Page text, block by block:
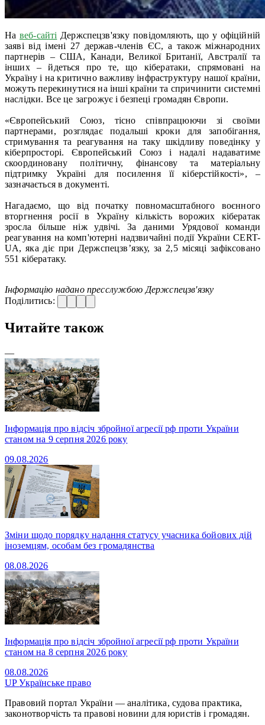
На веб-сайті Держспецзв'язку повідомляють, що у офіційній
заяві від імені 27 держав-членів ЄС, а також міжнародних
партнерів – США, Канади, Великої Британії, Австралії та
інших – йдеться про те, що кібератаки, спрямовані на
Україну і на критично важливу інфраструктуру нашої країни,
можуть перекинутися на інші країни та спричинити системні
наслідки. Все це загрожує і безпеці громадян Європи.
«Європейський Союз, тісно співпрацюючи зі своїми
партнерами, розглядає подальші кроки для запобігання,
стримування та реагування на таку шкідливу поведінку у
кіберпросторі. Європейський Союз і надалі надаватиме
скоординовану політичну, фінансову та матеріальну
підтримку Україні для посилення її кіберстійкості», –
зазначається в документі.
Нагадаємо, що від початку повномасштабного воєнного
вторгнення росії в Україну кількість ворожих кібератак
зросла більше ніж удвічі. За даними Урядової команди
реагування на комп'ютерні надзвичайні події України CERT-
UA, яка діє при Держспецзв’язку, за 2,5 місяці зафіксовано
551 кібератаку.
Інформацію надано пресслужбою Держспецзв'язку
Поділитись:
Читайте також
—
Інформація про відсіч збройної агресії рф проти України
станом на 9 серпня 2026 року
09.08.2026
Зміни щодо порядку надання статусу учасника бойових дій
іноземцям, особам без громадянства
08.08.2026
Інформація про відсіч збройної агресії рф проти України
станом на 8 серпня 2026 року
08.08.2026
UPУкраїнське право
Правовий портал України — аналітика, судова практика,
законотворчість та правові новини для юристів і громадян.